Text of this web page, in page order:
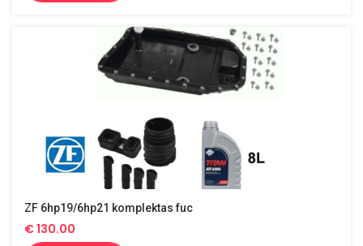
ZF 6hp19/6hp21 komplektas fuc
€130.00